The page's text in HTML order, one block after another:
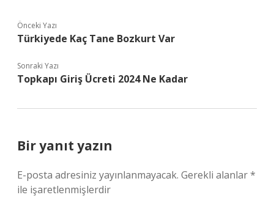
Önceki Yazı
Türkiyede Kaç Tane Bozkurt Var
Sonraki Yazı
Topkapı Giriş Ücreti 2024 Ne Kadar
Bir yanıt yazın
E-posta adresiniz yayınlanmayacak. Gerekli alanlar*
ile işaretlenmişlerdir